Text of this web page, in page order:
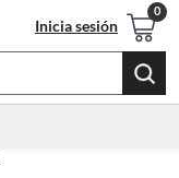
Inicia sesión